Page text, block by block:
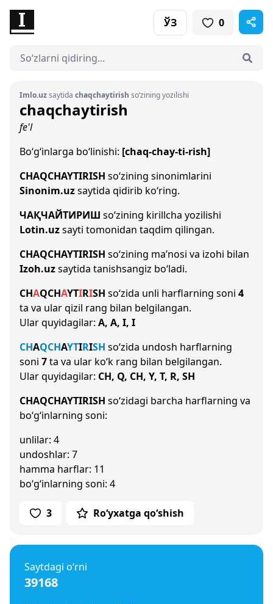
ЎЗ 0
Imlo.uzsaytida chaqchaytirish so‘zining yozilishi
chaqchaytirish
fe'l
Bo‘g‘inlarga bo‘linishi: [chaq-chay-ti-rish]
CHAQCHAYTIRISH so‘zining sinonimlarini
Sinonim.uzsaytida qidirib ko‘ring.
ЧАҚЧАЙТИРИШ so‘zining kirillcha yozilishi
Lotin.uzsayti tomonidan taqdim qilingan.
CHAQCHAYTIRISH so‘zining ma’nosi va izohi bilan
Izoh.uzsaytida tanishsangiz bo‘ladi.
CHAQCHAYTIRISH so‘zida unli harflarning soni 4
ta va ular qizil rang bilan belgilangan.
Ular quyidagilar: A, A, I, I
CHAQCHAYTIRISH so‘zida undosh harflarning
soni 7ta va ular ko‘k rang bilan belgilangan.
Ular quyidagilar: CH, Q, CH, Y, T, R, SH
CHAQCHAYTIRISH so‘zidagi barcha harflarning va
bo‘g‘inlarning soni:
unlilar: 4
undoshlar: 7
hamma harflar: 11
bo‘g‘inlarning soni: 4
3 Ro‘yxatga qo‘shish
Saytdagi o‘rni
39168